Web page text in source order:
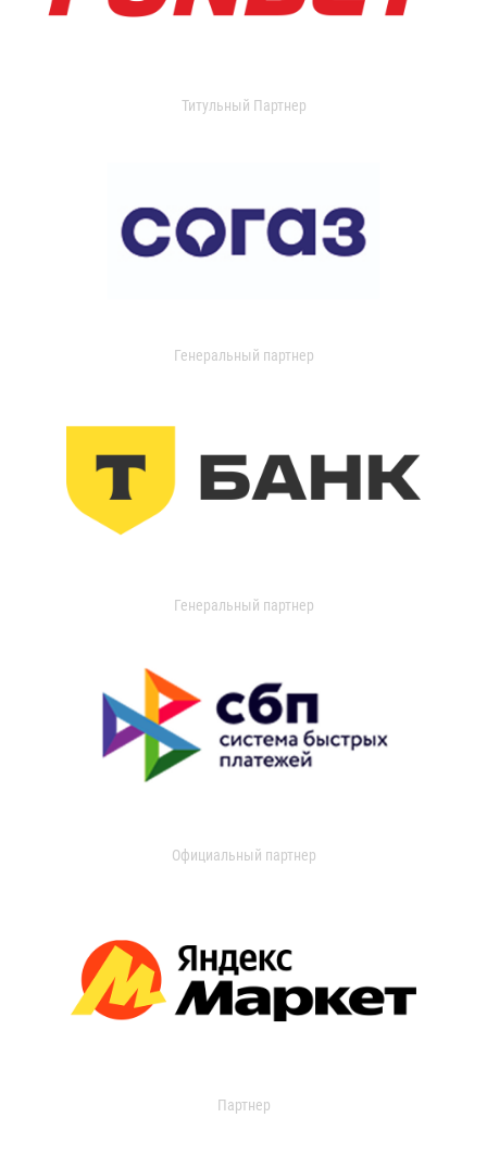
Титульный Партнер
Генеральный партнер
Генеральный партнер
Официальный партнер
Партнер